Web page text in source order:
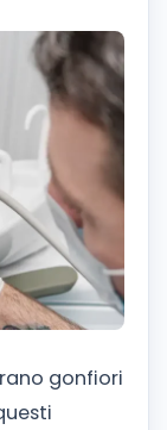
gonfiori